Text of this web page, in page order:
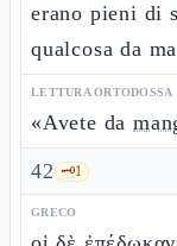
erano pieni di
qualcosa da
LETTURA ORTODOSSA
«Avete da
42 🗝️1
GRECO